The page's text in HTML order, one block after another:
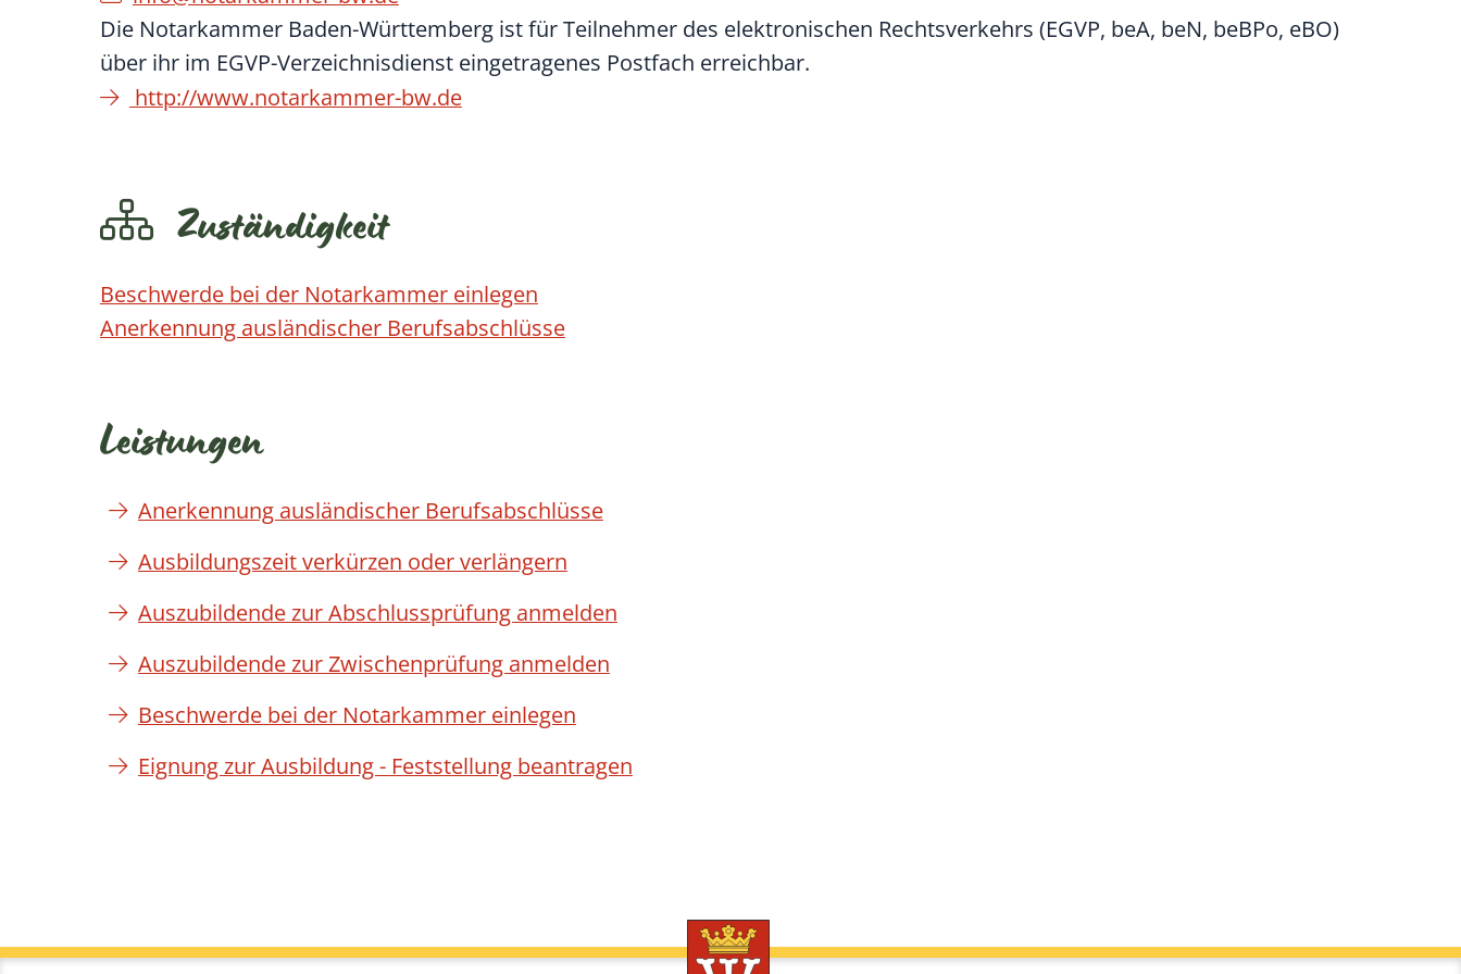
Die Notarkammer Baden-Württemberg ist für Teilnehmer des elektronischen Rechtsverkehrs (EGVP, beA, beN, beBPo, eBO)
über ihr im EGVP-Verzeichnisdienst eingetragenes Postfach erreichbar.
http://www.notarkammer-bw.de
Zuständigkeit
Beschwerde bei der Notarkammer einlegen
Anerkennung ausländischer Berufsabschlüsse
Leistungen
Anerkennung ausländischer Berufsabschlüsse
Ausbildungszeit verkürzen oder verlängern
Auszubildende zur Abschlussprüfung anmelden
Auszubildende zur Zwischenprüfung anmelden
Beschwerde bei der Notarkammer einlegen
Eignung zur Ausbildung - Feststellung beantragen